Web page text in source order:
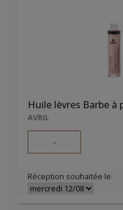
Huile lèvres Barbe à
AVRIL
-
Réception souhaitée le